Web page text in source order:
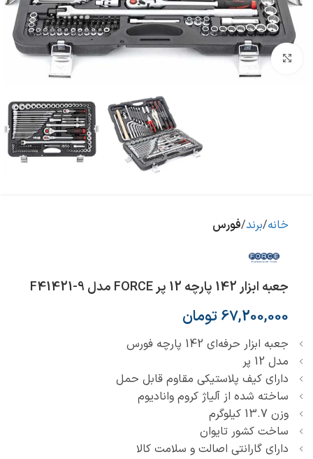
بزرگنمایی تصویر
خانه برند فورس
جعبه ابزار 142 پارچه 12 پر FORCE مدل F41421-9
67,200,000تومان
جعبه ابزار حرفه‌ای 142 پارچه فورس
مدل 12 پر
دارای کیف پلاستیکی مقاوم قابل حمل
ساخته شده از آلیاژ کروم وانادیوم
وزن 13.7 کیلوگرم
ساخت کشور تایوان
دارای گارانتی اصالت و سلامت کالا